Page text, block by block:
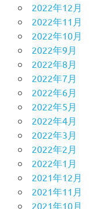
2022年12月
2022年11月
2022年10月
2022年9月
2022年8月
2022年7月
2022年6月
2022年5月
2022年4月
2022年3月
2022年2月
2022年1月
2021年12月
2021年11月
2021年10月